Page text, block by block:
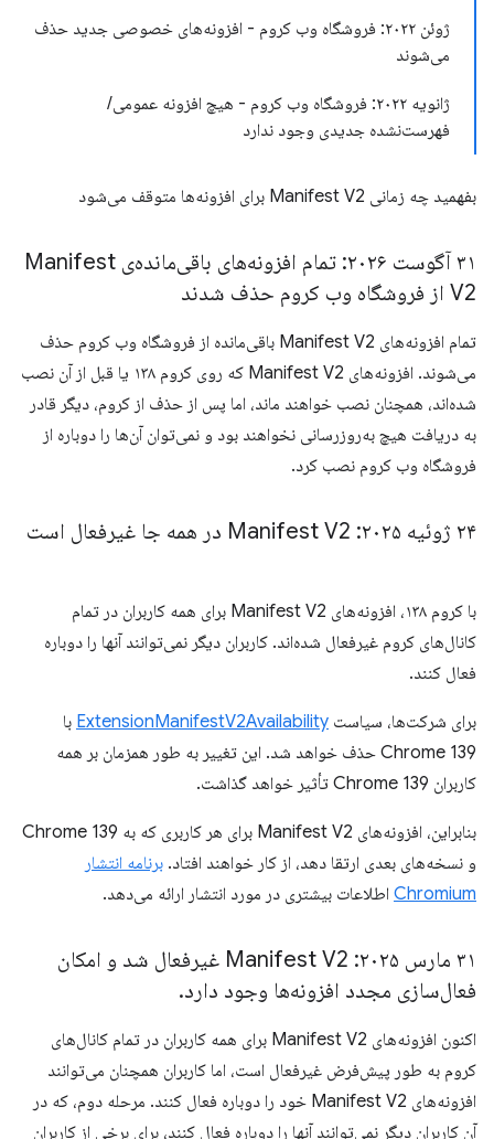
ژوئن ۲۰۲۲: فروشگاه وب کروم - افزونه‌های خصوصی جدید حذف
می‌شوند
ژانویه ۲۰۲۲: فروشگاه وب کروم - هیچ افزونه عمومی/
فهرست‌نشده جدیدی وجود ندارد
بفهمید چه زمانی Manifest V2 برای افزونه‌ها متوقف می‌شود
۳۱ آگوست ۲۰۲۶: تمام افزونه‌های باقی‌مانده‌ی Manifest
V2 از فروشگاه وب کروم حذف شدند
تمام افزونه‌های Manifest V2 باقی‌مانده از فروشگاه وب کروم حذف
می‌شوند. افزونه‌های Manifest V2 که روی کروم ۱۳۸ یا قبل از آن نصب
شده‌اند، همچنان نصب خواهند ماند، اما پس از حذف از کروم، دیگر قادر
به دریافت هیچ به‌روزرسانی نخواهند بود و نمی‌توان آن‌ها را دوباره از
فروشگاه وب کروم نصب کرد.
۲۴ ژوئیه ۲۰۲۵: Manifest V2 در همه جا غیرفعال است
با کروم ۱۳۸، افزونه‌های Manifest V2 برای همه کاربران در تمام
کانال‌های کروم غیرفعال شده‌اند. کاربران دیگر نمی‌توانند آنها را دوباره
فعال کنند.
برای شرکت‌ها، سیاست ExtensionManifestV2Availability با
Chrome 139 حذف خواهد شد. این تغییر به طور همزمان بر همه
کاربران Chrome 139 تأثیر خواهد گذاشت.
بنابراین، افزونه‌های Manifest V2 برای هر کاربری که به Chrome 139
و نسخه‌های بعدی ارتقا دهد، از کار خواهند افتاد. برنامه انتشار
Chromium اطلاعات بیشتری در مورد انتشار ارائه می‌دهد.
۳۱ مارس ۲۰۲۵: Manifest V2 غیرفعال شد و امکان
فعال‌سازی مجدد افزونه‌ها وجود دارد.
اکنون افزونه‌های Manifest V2 برای همه کاربران در تمام کانال‌های
کروم به طور پیش‌فرض غیرفعال است، اما کاربران همچنان می‌توانند
افزونه‌های Manifest V2 خود را دوباره فعال کنند. مرحله دوم، که در
آن کاربران دیگر نمی‌توانند آنها را دوباره فعال کنند، برای برخی از کاربران